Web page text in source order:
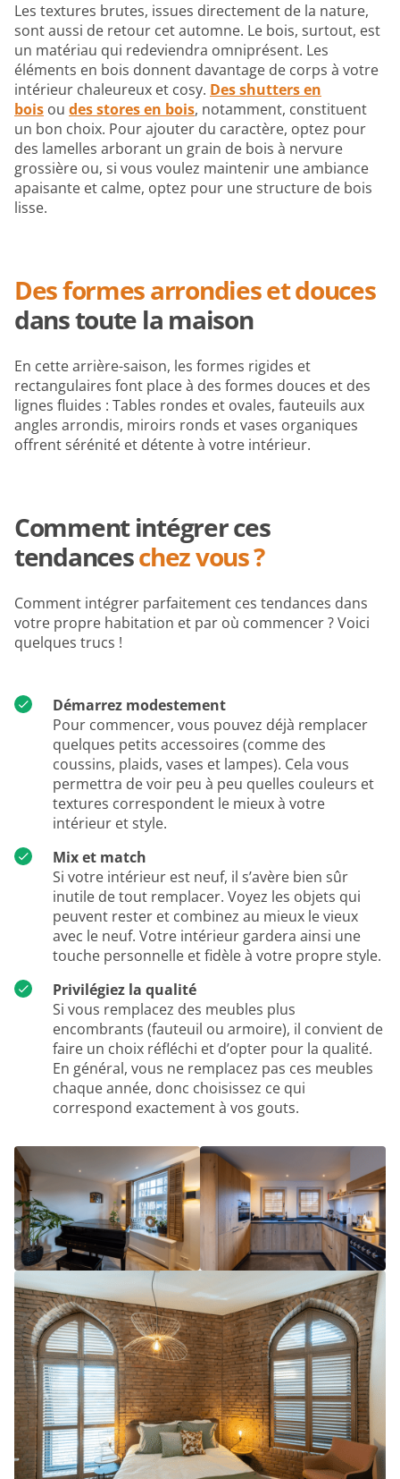
Les textures brutes, issues directement de la nature,
sont aussi de retour cet automne. Le bois, surtout, est
un matériau qui redeviendra omniprésent. Les
éléments en bois donnent davantage de corps à votre
intérieur chaleureux et cosy. Des shutters en
bois ou des stores en bois, notamment, constituent
un bon choix. Pour ajouter du caractère, optez pour
des lamelles arborant un grain de bois à nervure
grossière ou, si vous voulez maintenir une ambiance
apaisante et calme, optez pour une structure de bois
lisse.
Des formes arrondies et douces
dans toute la maison
En cette arrière-saison, les formes rigides et
rectangulaires font place à des formes douces et des
lignes fluides : Tables rondes et ovales, fauteuils aux
angles arrondis, miroirs ronds et vases organiques
offrent sérénité et détente à votre intérieur.
Comment intégrer ces
tendanceschez vous?
Comment intégrer parfaitement ces tendances dans
votre propre habitation et par où commencer ? Voici
quelques trucs !
Démarrez modestement
Pour commencer, vous pouvez déjà remplacer
quelques petits accessoires (comme des
coussins, plaids, vases et lampes). Cela vous
permettra de voir peu à peu quelles couleurs et
textures correspondent le mieux à votre
intérieur et style.
Mix et match
Si votre intérieur est neuf, il s’avère bien sûr
inutile de tout remplacer. Voyez les objets qui
peuvent rester et combinez au mieux le vieux
avec le neuf. Votre intérieur gardera ainsi une
touche personnelle et fidèle à votre propre style.
Privilégiez la qualité
Si vous remplacez des meubles plus
encombrants (fauteuil ou armoire), il convient de
faire un choix réfléchi et d’opter pour la qualité.
En général, vous ne remplacez pas ces meubles
chaque année, donc choisissez ce qui
correspond exactement à vos gouts.